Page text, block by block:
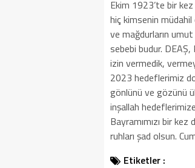
Ekim 1923’te bir
hiç kimsenin
ve mağdurların
sebebi budur.
izin vermedik,
2023 hedeflerimiz
gönlünü ve gözünü
inşallah
Bayramımızı bir
ruhları şad olsun.
Etiketler :